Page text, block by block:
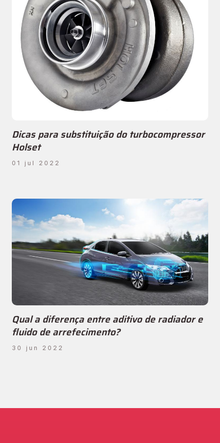
Dicas para substituição do turbocompressor
Holset
01 jul 2022
Qual a diferença entre aditivo de radiador e
fluido de arrefecimento?
30 jun 2022